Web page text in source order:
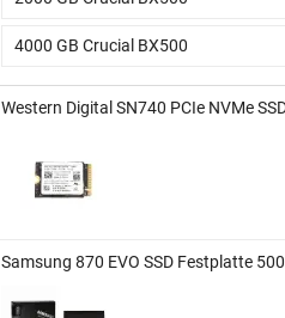
4000 GB Crucial BX500
Western Digital SN740 PCIe NVMe
Samsung 870 EVO SSD Festplatte